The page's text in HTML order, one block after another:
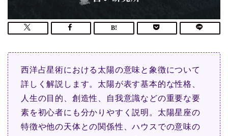
西洋占星術における太陽の意味と象徴について
詳しく解説します。太陽が表す基本的な性格、
人生の目的、創造性、自我意識などの重要な要
素を初心者にも分かりやすく説明。太陽星座の
特徴や他の天体との関係性、ハウスでの意味の